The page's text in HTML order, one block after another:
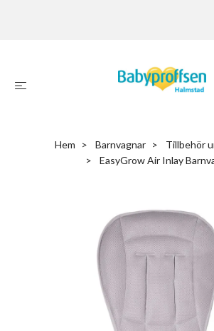
Hem Barnvagnar
Tillbehör
EasyGrow Air Inlay